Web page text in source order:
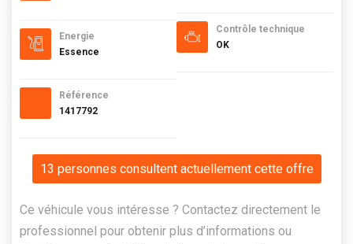
Energie
Essence
Référence
1417792
Contrôle technique
OK
13 personnes consultent actuellement cette offre
Ce véhicule vous intéresse ? Contactez directement le
professionnel pour obtenir plus d’informations ou